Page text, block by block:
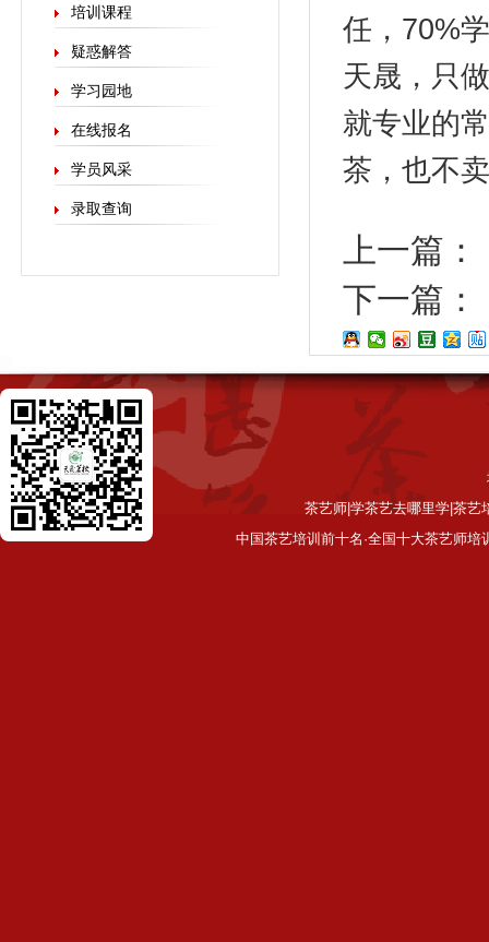
培训课程
疑惑解答
学习园地
在线报名
学员风采
录取查询
任，70%
天晟，只
就专业的
茶，也不
上一篇：
下一篇：
茶艺师|学茶艺去哪里学|茶艺
中国茶艺培训前十名·全国十大茶艺师培